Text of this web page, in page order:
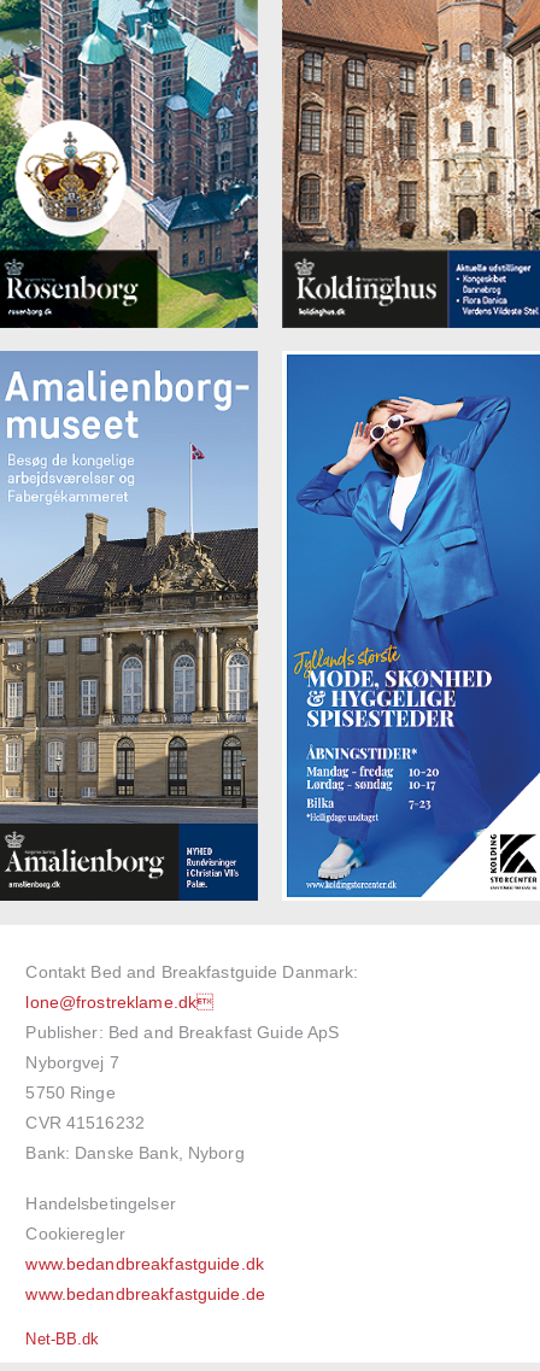
Contakt Bed and Breakfastguide Danmark:
lone@frostreklame.dk
Publisher: Bed and Breakfast Guide ApS
Nyborgvej 7
5750 Ringe
CVR 41516232
Bank: Danske Bank, Nyborg
Handelsbetingelser
Cookieregler
www.bedandbreakfastguide.dk
www.bedandbreakfastguide.de
Net-BB.dk